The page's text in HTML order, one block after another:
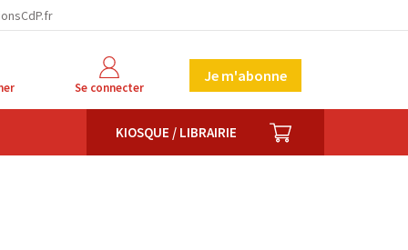
Se connecter
Je m'abonne
KIOSQUE / LIBRAIRIE PANIER